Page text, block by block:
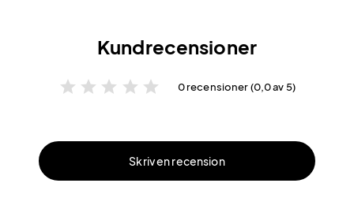
Kundrecensioner
star star star star star 0 recensioner (0,0 av 5)
Skriv en recension